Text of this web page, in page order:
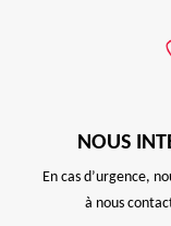
NOUS
En cas d’urgence,
à nous